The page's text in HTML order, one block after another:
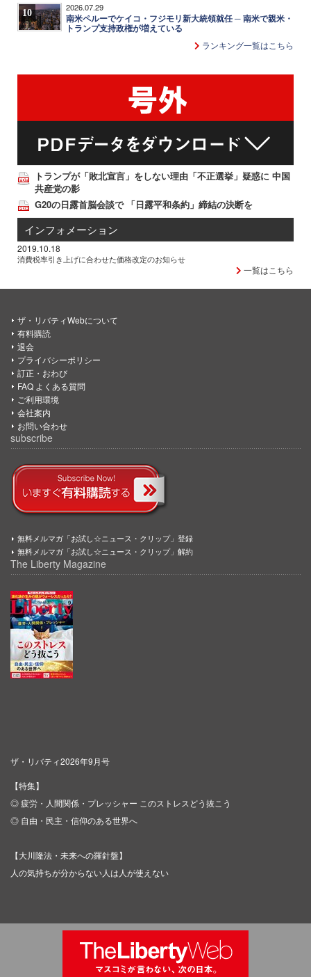
10 2026.07.29
南米ペルーでケイコ・フジモリ新大統領就任 ─ 南米で親米・
トランプ支持政権が増えている
ランキング一覧はこちら
トランプが「敗北宣言」をしない理由「不正選挙」疑惑に 中国
共産党の影
G20の日露首脳会談で 「日露平和条約」締結の決断を
インフォメーション
2019.10.18
消費税率引き上げに合わせた価格改定のお知らせ
一覧はこちら
ザ・リバティWebについて
有料購読
退会
プライバシーポリシー
訂正・おわび
FAQ よくある質問
ご利用環境
会社案内
お問い合わせ
subscribe
無料メルマガ「お試し☆ニュース・クリップ」登録
無料メルマガ「お試し☆ニュース・クリップ」解約
The Liberty Magazine
ザ・リバティ2026年9月号
【特集】
◎ 疲労・人間関係・プレッシャー このストレスどう抜こう
◎ 自由・民主・信仰のある世界へ
【大川隆法・未来への羅針盤】
人の気持ちが分からない人は人が使えない